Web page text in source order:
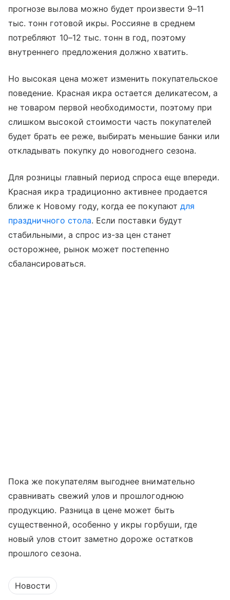
прогнозе вылова можно будет произвести 9–11
тыс. тонн готовой икры. Россияне в среднем
потребляют 10–12 тыс. тонн в год, поэтому
внутреннего предложения должно хватить.
Но высокая цена может изменить покупательское
поведение. Красная икра остается деликатесом, а
не товаром первой необходимости, поэтому при
слишком высокой стоимости часть покупателей
будет брать ее реже, выбирать меньшие банки или
откладывать покупку до новогоднего сезона.
Для розницы главный период спроса еще впереди.
Красная икра традиционно активнее продается
ближе к Новому году, когда ее покупают для
праздничного стола. Если поставки будут
стабильными, а спрос из-за цен станет
осторожнее, рынок может постепенно
сбалансироваться.
Пока же покупателям выгоднее внимательно
сравнивать свежий улов и прошлогоднюю
продукцию. Разница в цене может быть
существенной, особенно у икры горбуши, где
новый улов стоит заметно дороже остатков
прошлого сезона.
Новости